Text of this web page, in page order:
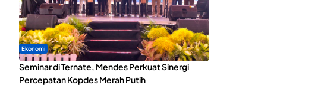
Ekonomi
Seminar di Ternate, Mendes Perkuat Sinergi
Percepatan Kopdes Merah Putih